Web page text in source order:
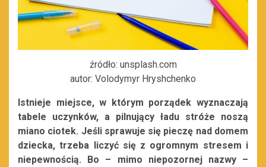
źródło: unsplash.com
autor: Volodymyr Hryshchenko
Istnieje miejsce, w którym porządek wyznaczają
tabele uczynków, a pilnujący ładu stróże noszą
miano ciotek. Jeśli sprawuje się pieczę nad domem
dziecka, trzeba liczyć się z ogromnym stresem i
niepewnością. Bo – mimo niepozornej nazwy –